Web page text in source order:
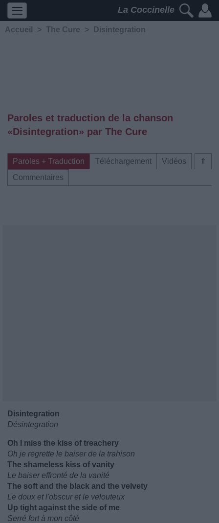
La Coccinelle
Accueil > The Cure > Disintegration
Paroles et traduction de la chanson
«Disintegration» par The Cure
⇑
Paroles + Traduction Téléchargement
Vidéos
Commentaires
Disintegration
Désintegration
Oh I miss the kiss of treachery
Oh je regrette le baiser de la trahison
The shameless kiss of vanity
Le baiser effronté de la vanité
The soft and the black and the velvety
Le doux et l'obscur et le velouteux
Up tight against the side of me
Serré fort à mon côté